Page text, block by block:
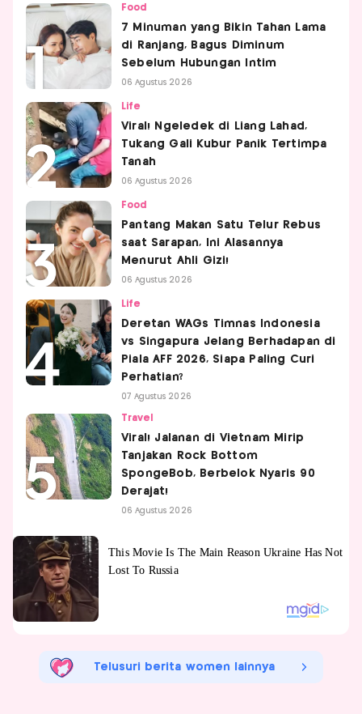
Food
7 Minuman yang Bikin Tahan Lama
di Ranjang, Bagus Diminum
Sebelum Hubungan Intim
06 Agustus 2026
Life
Viral! Ngeledek di Liang Lahad,
Tukang Gali Kubur Panik Tertimpa
Tanah
06 Agustus 2026
Food
Pantang Makan Satu Telur Rebus
saat Sarapan, Ini Alasannya
Menurut Ahli Gizi!
06 Agustus 2026
Life
Deretan WAGs Timnas Indonesia
vs Singapura Jelang Berhadapan di
Piala AFF 2026, Siapa Paling Curi
Perhatian?
07 Agustus 2026
Travel
Viral! Jalanan di Vietnam Mirip
Tanjakan Rock Bottom
SpongeBob, Berbelok Nyaris 90
Derajat!
06 Agustus 2026
Telusuri berita women lainnya